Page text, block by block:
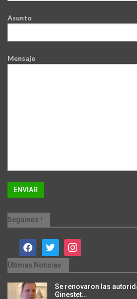
Asunto
Mensaje
Seguinos !
facebooktwitter instagram
Últimas Noticias
Se renovaron las
Ginestet…